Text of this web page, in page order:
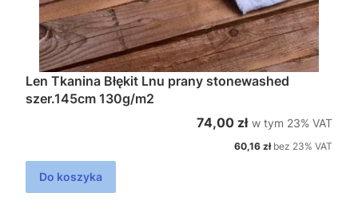
Len Tkanina Błękit Lnu prany stonewashed
szer.145cm 130g/m2
Cena brutto
74,00 zł w tym %s VAT
w tym 23% VAT
Cena netto
60,16 zł bez 23% VAT
Do koszyka